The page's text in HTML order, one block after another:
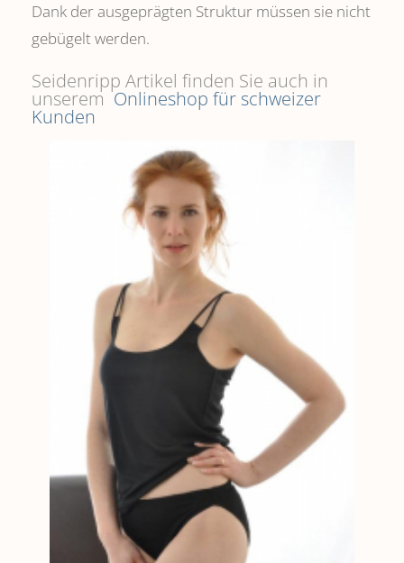
Dank der ausgeprägten Struktur müssen sie nicht
gebügelt werden.
Seidenripp Artikel finden Sie auch in
unserem Onlineshop für schweizer
Kunden